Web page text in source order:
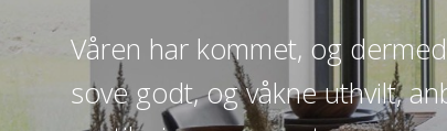
Våren har kommet, og
sove godt, og våkne uthvilt,